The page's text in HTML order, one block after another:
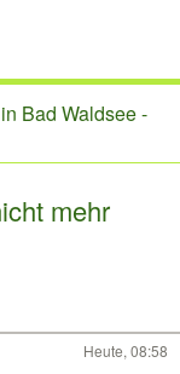
Bad Waldsee -
mehr
Heute, 08:58